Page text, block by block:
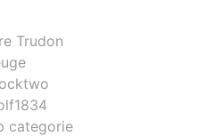
Trudon
categorie